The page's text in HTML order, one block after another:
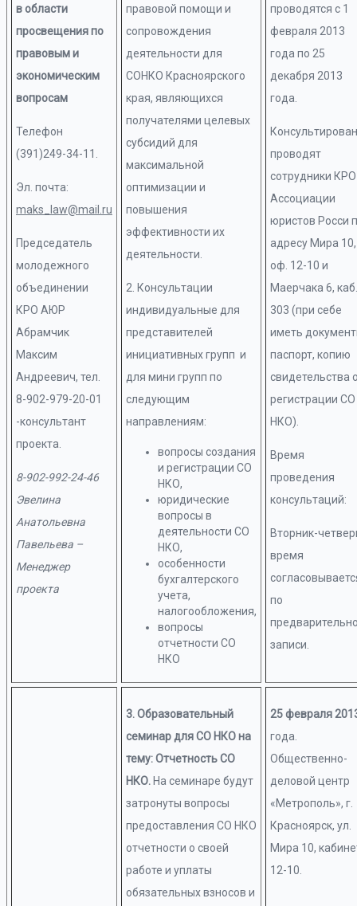
в области
просвещения по
правовым и
экономическим
вопросам
Телефон
(391)249-34-11.
Эл. почта:
maks_law@mail.ru
Председатель
молодежного
объединении
КРО АЮР
Абрамчик
Максим
Андреевич, тел.
8-902-979-20-01
-консультант
проекта.
8-902-992-24-46
Эвелина
Анатольевна
Павельева –
Менеджер
проекта
правовой помощи и
сопровождения
деятельности для
СОНКО Красноярского
края, являющихся
получателями целевых
субсидий для
максимальной
оптимизации и
повышения
эффективности их
деятельности.
2. Консультации
индивидуальные для
представителей
инициативных групп и
для мини групп по
следующим
направлениям:
вопросы создания
и регистрации СО
НКО,
юридические
вопросы в
деятельности СО
НКО,
особенности
бухгалтерского
учета,
налогообложения,
вопросы
отчетности СО
НКО
проводятся с 1
февраля 2013
года по 25
декабря 2013
года.
проводят
сотрудники КРО
Ассоциации
юристов Росси
адресу Мира 10,
оф. 12-10 и
Маерчака 6, каб.
303 (при себе
иметь
паспорт, копию
свидетельства
регистрации СО
НКО).
Время
проведения
консультаций:
Вторник-
время
по
записи.
3. Образовательный
семинар для СО НКО на
тему: Отчетность СО
НКО. На семинаре будут
затронуты вопросы
предоставления СО НКО
отчетности о своей
работе и уплаты
обязательных взносов и
25 февраля
года.
Общественно-
деловой центр
«Метрополь», г.
Красноярск, ул.
Мира 10,
12-10.